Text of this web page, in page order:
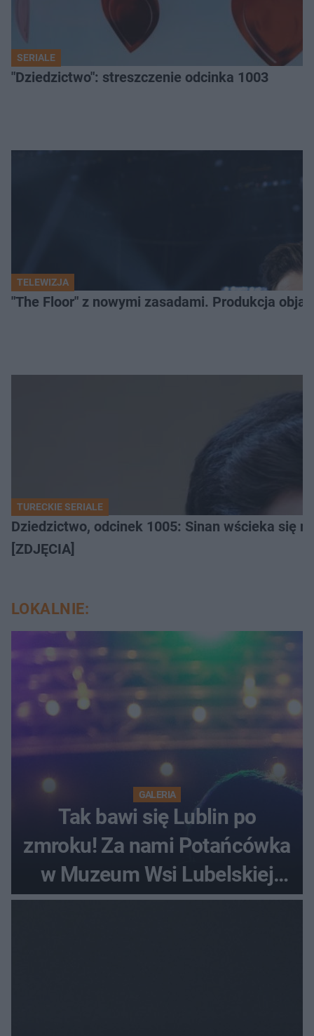
SERIALE
"Dziedzictwo": streszczenie odcinka 1003
TELEWIZJA
"The Floor" z nowymi zasadami. Produkcja
TURECKIE SERIALE
Dziedzictwo, odcinek 1005: Sinan wścieka się
[ZDJĘCIA]
LOKALNIE:
GALERIA
Tak bawi się Lublin po
zmroku! Za nami Potańcówka
w Muzeum Wsi Lubelskiej
[ZDJĘCIA]